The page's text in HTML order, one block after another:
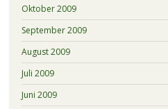
Oktober 2009
September 2009
August 2009
Juli 2009
Juni 2009